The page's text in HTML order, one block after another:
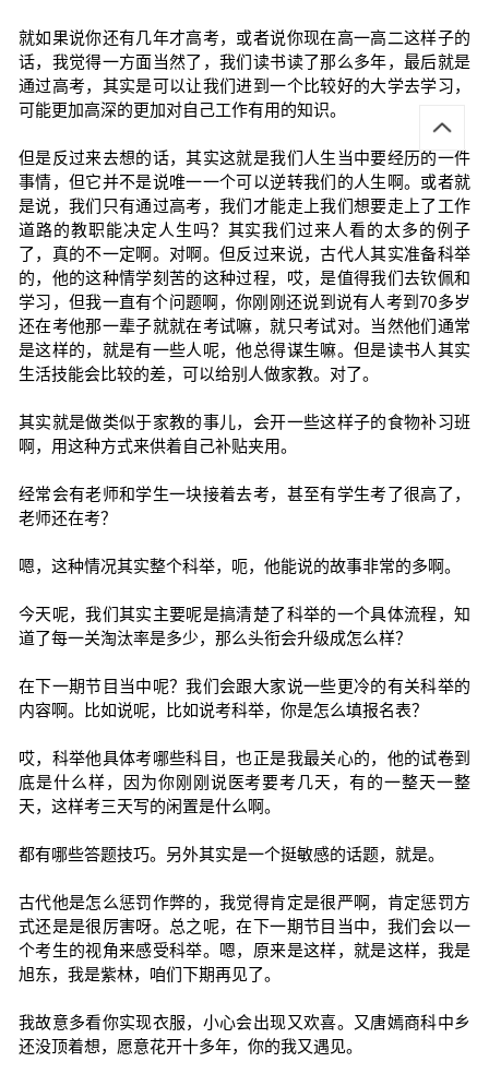
就如果说你还有几年才高考，或者说你现在高一高二这样子的
话，我觉得一方面当然了，我们读书读了那么多年，最后就是
通过高考，其实是可以让我们进到一个比较好的大学去学习，
可能更加高深的更加对自己工作有用的知识。
但是反过来去想的话，其实这就是我们人生当中要经历的一件
事情，但它并不是说唯一一个可以逆转我们的人生啊。或者就
是说，我们只有通过高考，我们才能走上我们想要走上了工作
道路的教职能决定人生吗？其实我们过来人看的太多的例子
了，真的不一定啊。对啊。但反过来说，古代人其实准备科举
的，他的这种情学刻苦的这种过程，哎，是值得我们去钦佩和
学习，但我一直有个问题啊，你刚刚还说到说有人考到70多岁
还在考他那一辈子就就在考试嘛，就只考试对。当然他们通常
是这样的，就是有一些人呢，他总得谋生嘛。但是读书人其实
生活技能会比较的差，可以给别人做家教。对了。
其实就是做类似于家教的事儿，会开一些这样子的食物补习班
啊，用这种方式来供着自己补贴夹用。
经常会有老师和学生一块接着去考，甚至有学生考了很高了，
老师还在考？
嗯，这种情况其实整个科举，呃，他能说的故事非常的多啊。
今天呢，我们其实主要呢是搞清楚了科举的一个具体流程，知
道了每一关淘汰率是多少，那么头衔会升级成怎么样？
在下一期节目当中呢？我们会跟大家说一些更冷的有关科举的
内容啊。比如说呢，比如说考科举，你是怎么填报名表？
哎，科举他具体考哪些科目，也正是我最关心的，他的试卷到
底是什么样，因为你刚刚说医考要考几天，有的一整天一整
天，这样考三天写的闲置是什么啊。
都有哪些答题技巧。另外其实是一个挺敏感的话题，就是。
古代他是怎么惩罚作弊的，我觉得肯定是很严啊，肯定惩罚方
式还是是很厉害呀。总之呢，在下一期节目当中，我们会以一
个考生的视角来感受科举。嗯，原来是这样，就是这样，我是
旭东，我是紫林，咱们下期再见了。
我故意多看你实现衣服，小心会出现又欢喜。又唐嫣商科中乡
还没顶着想，愿意花开十多年，你的我又遇见。